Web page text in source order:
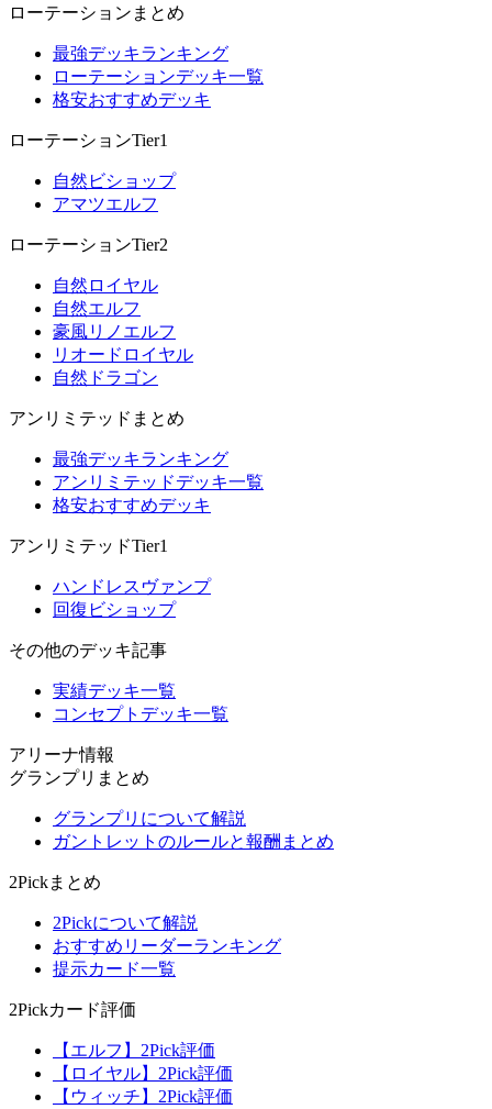
ローテーションまとめ
最強デッキランキング
ローテーションデッキ一覧
格安おすすめデッキ
ローテーションTier1
自然ビショップ
アマツエルフ
ローテーションTier2
自然ロイヤル
自然エルフ
豪風リノエルフ
リオードロイヤル
自然ドラゴン
アンリミテッドまとめ
最強デッキランキング
アンリミテッドデッキ一覧
格安おすすめデッキ
アンリミテッドTier1
ハンドレスヴァンプ
回復ビショップ
その他のデッキ記事
実績デッキ一覧
コンセプトデッキ一覧
アリーナ情報
グランプリまとめ
グランプリについて解説
ガントレットのルールと報酬まとめ
2Pickまとめ
2Pickについて解説
おすすめリーダーランキング
提示カード一覧
2Pickカード評価
【エルフ】2Pick評価
【ロイヤル】2Pick評価
【ウィッチ】2Pick評価